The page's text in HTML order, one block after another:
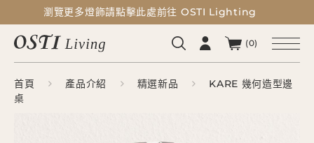
瀏覽更多燈飾請點擊此處前往 OSTI Lighting
瀏覽更多燈飾請點擊此處前往 OSTI Lighting
(0)
首頁 產品介紹 精選新品
KARE 幾何造型邊
桌